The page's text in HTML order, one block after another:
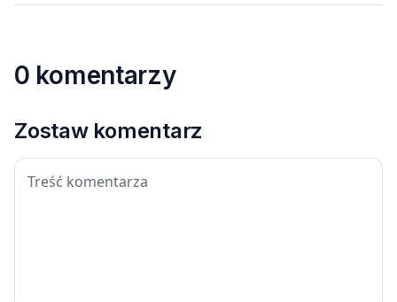
0 komentarzy
Zostaw komentarz